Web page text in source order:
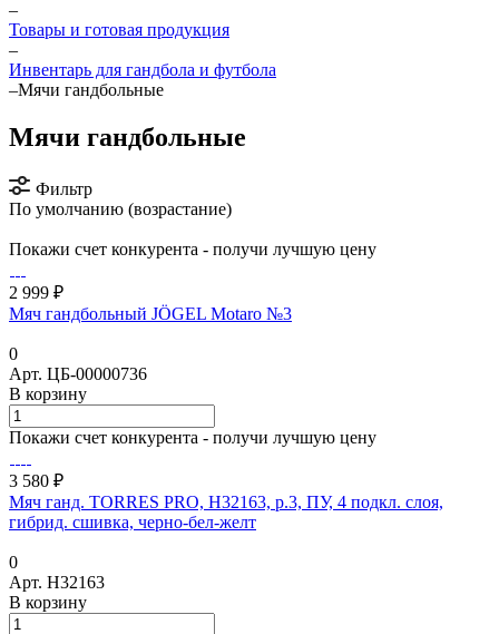
–
Товары и готовая продукция
–
Инвентарь для гандбола и футбола
–Мячи гандбольные
Мячи гандбольные
Фильтр
По умолчанию (возрастание)
Покажи счет конкурента - получи лучшую цену
2 999 ₽
Мяч гандбольный JÖGEL Motaro №3
0
Арт. ЦБ-00000736
В корзину
Покажи счет конкурента - получи лучшую цену
3 580 ₽
Мяч ганд. TORRES PRO, H32163, р.3, ПУ, 4 подкл. слоя,
гибрид. сшивка, черно-бел-желт
0
Арт. H32163
В корзину